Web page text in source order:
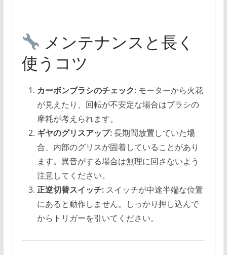
メンテナンスと長く
使うコツ
カーボンブラシのチェック:モーターから火花
が見えたり、回転が不安定な場合はブラシの
摩耗が考えられます。
ギヤのグリスアップ:長期間放置していた場
合、内部のグリスが固着していることがあり
ます。異音がする場合は無理に回さないよう
注意してください。
正逆切替スイッチ:スイッチが中途半端な位置
にあると動作しません。しっかり押し込んで
からトリガーを引いてください。